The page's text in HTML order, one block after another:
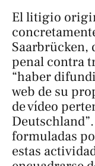
El litigio
Saarbrücken,
penal contra
“haber
web de su
de vídeo
formuladas
estas